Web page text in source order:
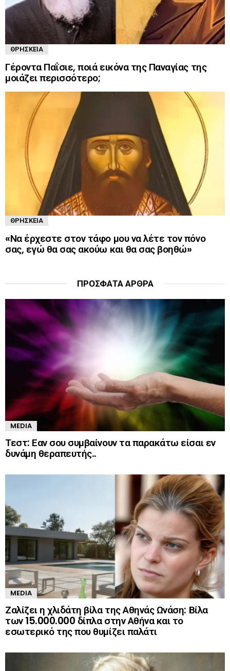
ΘΡΗΣΚΕΊΑ
Γέροντα Παΐσιε, ποιά εικόνα της Παναγίας της
μοιάζει περισσότερο;
ΘΡΗΣΚΕΊΑ
«Να έρχεστε στον τάφο μου να λέτε τον πόνο
σας, εγώ θα σας ακούω και θα σας βοηθώ»
ΠΡΌΣΦΑΤΑ ΆΡΘΡΑ
MEDIA
Τεστ: Εαν σου συμβαίνουν τα παρακάτω είσαι εν
δυνάμη θεραπευτής..
MEDIA
Ζαλίζει η χλιδάτη βίλα της Αθηνάς Ωνάση: Βίλα
των 15.000.000 δίπλα στην Αθήνα και το
εσωτερικό της που θυμίζει παλάτι